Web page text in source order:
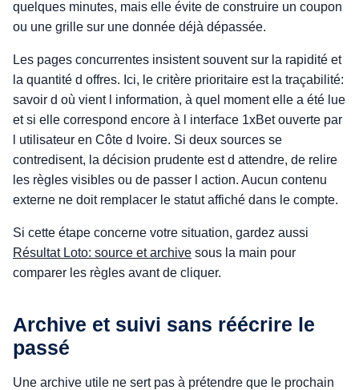
quelques minutes, mais elle évite de construire un coupon
ou une grille sur une donnée déjà dépassée.
Les pages concurrentes insistent souvent sur la rapidité et
la quantité d offres. Ici, le critère prioritaire est la traçabilité:
savoir d où vient l information, à quel moment elle a été lue
et si elle correspond encore à l interface 1xBet ouverte par
l utilisateur en Côte d Ivoire. Si deux sources se
contredisent, la décision prudente est d attendre, de relire
les règles visibles ou de passer l action. Aucun contenu
externe ne doit remplacer le statut affiché dans le compte.
Si cette étape concerne votre situation, gardez aussi
Résultat Loto: source et archive sous la main pour
comparer les règles avant de cliquer.
Archive et suivi sans réécrire le
passé
Une archive utile ne sert pas à prétendre que le prochain